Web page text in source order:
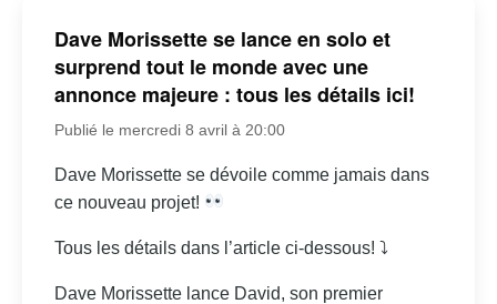
Dave Morissette se lance en solo et
surprend tout le monde avec une
annonce majeure : tous les détails ici!
Publié le mercredi 8 avril à 20:00
Dave Morissette se dévoile comme jamais dans
ce nouveau projet!
Tous les détails dans l’article ci-dessous! ⤵
Dave Morissette lance David, son premier